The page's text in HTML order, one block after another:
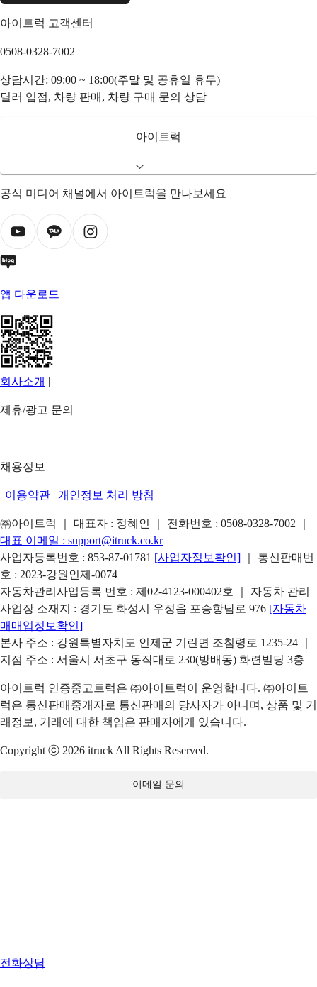
아이트럭 고객센터
0508-0328-7002
상담시간: 09:00 ~ 18:00(주말 및 공휴일 휴무)
딜러 입점, 차량 판매, 차량 구매 문의 상담
아이트럭
공식 미디어 채널에서 아이트럭을 만나보세요
앱 다운로드
회사소개 |
제휴/광고 문의
|
채용정보
| 이용약관 | 개인정보 처리 방침
㈜아이트럭 ｜ 대표자 : 정혜인 ｜ 전화번호 : 0508-0328-7002
대표 이메일 : support@itruck.co.kr
사업자등록번호 : 853-87-01781 [사업자정보확인]
｜ 통신판매번
호 : 2023-강원인제-0074
자동차관리사업등록 번호 : 제02-4123-000402호 ｜ 자동차 관리
사업장 소재지 : 경기도 화성시 우정읍 포승항남로 976 [자동차
매매업정보확인]
본사 주소 : 강원특별자치도 인제군 기린면 조침령로 1235-24 ｜
지점 주소 : 서울시 서초구 동작대로 230(방배동) 화련빌딩 3층
아이트럭 인증중고트럭은 ㈜아이트럭이 운영합니다. ㈜아이트
럭은 통신판매중개자로 통신판매의 당사자가 아니며, 상품 및 거
래정보, 거래에 대한 책임은 판매자에게 있습니다.
Copyright ⓒ 2026 itruck All Rights Reserved.
이메일 문의
전화상담